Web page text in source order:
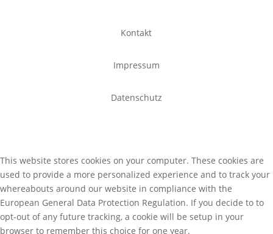
Kontakt
Impressum
Datenschutz
This website stores cookies on your computer. These cookies are
used to provide a more personalized experience and to track your
whereabouts around our website in compliance with the
European General Data Protection Regulation. If you decide to to
opt-out of any future tracking, a cookie will be setup in your
browser to remember this choice for one year.